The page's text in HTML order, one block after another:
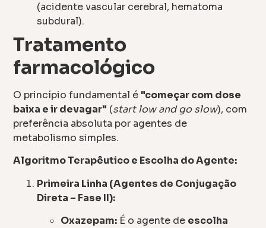
(acidente vascular cerebral, hematoma
subdural).
Tratamento
farmacológico
O princípio fundamental é "começar com dose
baixa e ir devagar" (start low and go slow), com
preferência absoluta por agentes de
metabolismo simples.
Algoritmo Terapêutico e Escolha do Agente:
Primeira Linha (Agentes de Conjugação
Direta – Fase II):
Oxazepam: É o agente de escolha